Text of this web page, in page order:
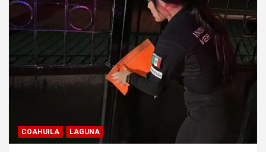
COAHUILA LAGUNA